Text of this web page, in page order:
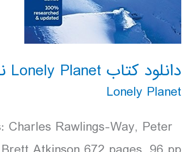
دانلود کتاب Lonely Planet نیوزلند 2016
Lonely Planet
Charles Rawlings-Way, Peter